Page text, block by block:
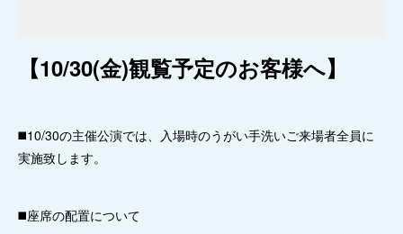
【10/30(金)観覧予定のお客様へ】
◼️10/30の主催公演では、入場時のうがい手洗いご来場者全員に
実施致します。
◼️座席の配置について